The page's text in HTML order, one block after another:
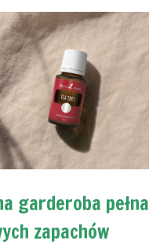
garderoba pełna
zapachów